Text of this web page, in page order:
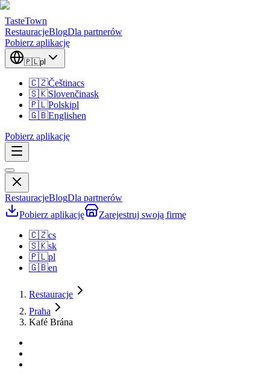
TasteTown
RestauracjeBlogDla partnerów
Pobierz aplikację
🇵🇱pl
🇨🇿Češtinacs
🇸🇰Slovenčinask
🇵🇱Polskipl
🇬🇧Englishen
Pobierz aplikację
RestauracjeBlogDla partnerów
Pobierz aplikację
Zarejestruj swoją firmę
🇨🇿cs
🇸🇰sk
🇵🇱pl
🇬🇧en
Restauracje
Praha
Kafé Brána